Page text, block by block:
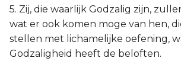
5. Zij, die waarlijk Godzalig zijn,
wat er ook komen moge van hen,
stellen met lichamelijke oefening,
Godzaligheid heeft de beloften.